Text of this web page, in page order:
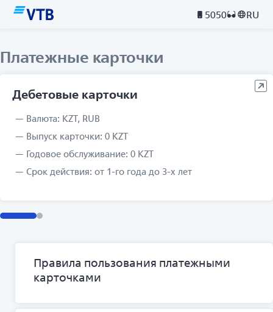
5050 RU
Платежные карточки
Дебетовые карточки
Валюта: KZT, RUB
Выпуск карточки: 0 KZT
Годовое обслуживание: 0 KZT
Cрок действия: от 1-го года до 3-х лет
Правила пользования платежными
карточками